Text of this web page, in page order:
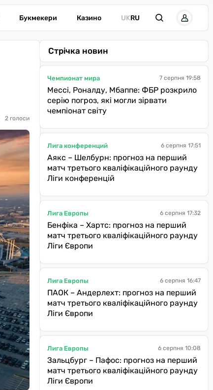
Букмекери Казино UKRU
2 голоси
Стрічка новин
Чемпионат мира 7 серпня 19:58
Мессі, Роналду, Мбаппе: ФБР розкрило
серію погроз, які могли зірвати
чемпіонат світу
Лига конференций 6 серпня 17:51
Аякс – Шелбурн: прогноз на перший
матч третього кваліфікаційного раунду
Ліги конференцій
Лига Европы 6 серпня 17:32
Бенфіка – Хартс: прогноз на перший
матч третього кваліфікаційного раунду
Ліги Європи
Лига Европы 6 серпня 16:47
ПАОК – Андерлехт: прогноз на перший
матч третього кваліфікаційного раунду
Ліги Європи
Лига Европы 6 серпня 10:08
Зальцбург – Пафос: прогноз на перший
матч третього кваліфікаційного раунду
Ліги Європи